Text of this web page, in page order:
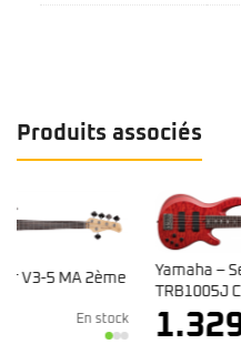
Produits associés
Yamaha – Serie TRB –
TRB1005J Caramel Brown
1.329€ Indisponible